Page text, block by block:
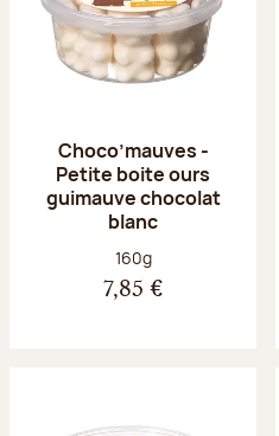
Choco’mauves -
Petite boite ours
guimauve chocolat
blanc
Poids net :
160g
7,85 €